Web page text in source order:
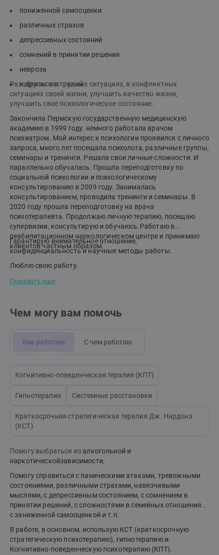
пониженной самооценки
различных страхов
депрессивных состояний
сомнений в принятии решения
невроза
и других состояний
Разобраться в трудных ситуациях, в конфликтных
ситуациях своей жизни, улучшить качество жизни,
улучшить своё психологическое состояние.
Закончила Пермскую государственную медицинскую
академию в 1999 году. немного работала врачом
психиатром. Мой интерес к психологии проявился с личного
запроса, много лет посещала психолога, различные группы,
семинары и тренинги. Решала свои личные сложности. И
параллельно обучалась. Прошла переподготовку по
социальной психологии и психологическому
консультированию в 2009 году. Занималась
консультированием, проводила тренинги и семинары. В
2020 году прошла переподготовку на врача
психотерапевта. Продолжаю личную терапию, посещаю
супервизии, консультирую и обучаюсь.Работаю в
реабилитационном наркологическом центре и принимаю
клиентов частным образом.
Гарантирую внимательное отношение,
конфиденциальность и научные методы работы.
Люблю свою работу.
Показать еще
Чем могу вам помочь
Как работаю С чем работаю
Когнитивно-поведенческая терапия (КПТ)
Гипнотерапия Системные расстановки
Краткосрочная стратегическая терапия Дж. Нардонэ
(KCT)
Помогу выбраться из алкогольной и
наркотическойзависимости,
Помогу справиться с паническими атаками, тревожными
состояниями, различными страхами, навязчивыми
мыслями, с депрессивным состоянием, с сомнением в
принятии решений, с сложностями в семейных отношениях,
с заниженной самооценкой и т.п.
В работе, в основном, использую КСТ (краткосрочную
стратегическую психотерапию), гипнотерапию и
Когнитивно-поведенческую психотерапию (КПТ).